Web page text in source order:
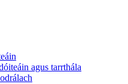
agus tarrthála